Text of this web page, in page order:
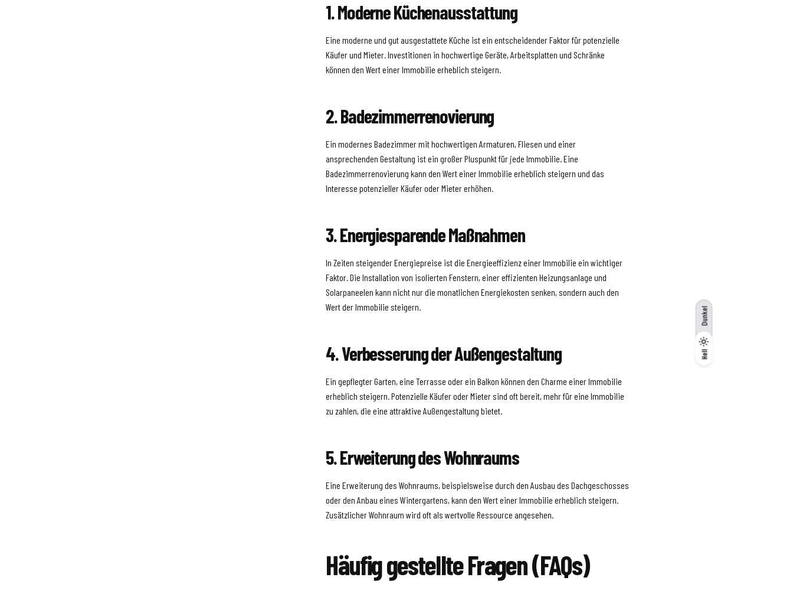
Hell
Dunkel
Hell
Dunkel
1. Moderne Küchenausstattung
Eine moderne und gut ausgestattete Küche ist ein entscheidender Faktor für potenzielle
Käufer und Mieter. Investitionen in hochwertige Geräte, Arbeitsplatten und Schränke
können den Wert einer Immobilie erheblich steigern.
2. Badezimmerrenovierung
Ein modernes Badezimmer mit hochwertigen Armaturen, Fliesen und einer
ansprechenden Gestaltung ist ein großer Pluspunkt für jede Immobilie. Eine
Badezimmerrenovierung kann den Wert einer Immobilie erheblich steigern und das
Interesse potenzieller Käufer oder Mieter erhöhen.
3. Energiesparende Maßnahmen
In Zeiten steigender Energiepreise ist die Energieeffizienz einer Immobilie ein wichtiger
Faktor. Die Installation von isolierten Fenstern, einer effizienten Heizungsanlage und
Solarpaneelen kann nicht nur die monatlichen Energiekosten senken, sondern auch den
Wert der Immobilie steigern.
4. Verbesserung der Außengestaltung
Ein gepflegter Garten, eine Terrasse oder ein Balkon können den Charme einer Immobilie
erheblich steigern. Potenzielle Käufer oder Mieter sind oft bereit, mehr für eine Immobilie
zu zahlen, die eine attraktive Außengestaltung bietet.
5. Erweiterung des Wohnraums
Eine Erweiterung des Wohnraums, beispielsweise durch den Ausbau des Dachgeschosses
oder den Anbau eines Wintergartens, kann den Wert einer Immobilie erheblich steigern.
Zusätzlicher Wohnraum wird oft als wertvolle Ressource angesehen.
Häufig gestellte Fragen (FAQs)